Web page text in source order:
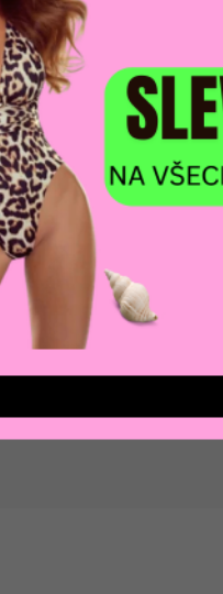
POMŮŽEME VÁM
s výběrem produktů